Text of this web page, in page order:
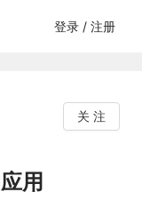
登录 / 注册
关 注
用